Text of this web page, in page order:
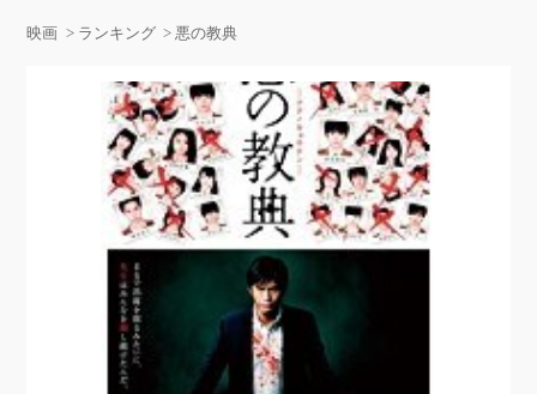
映画 ランキング 悪の教典